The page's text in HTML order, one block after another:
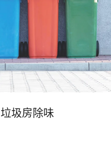
垃圾房除味